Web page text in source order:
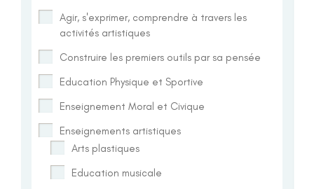
Agir, s'exprimer, comprendre à travers les
activités artistiques
Construire les premiers outils par sa pensée
Education Physique et Sportive
Enseignement Moral et Civique
Enseignements artistiques
Arts plastiques
Education musicale